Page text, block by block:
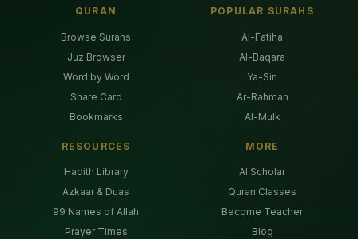
QURAN
Browse Surahs
Juz Browser
Word by Word
Share Card
Bookmarks
POPULAR SURAHS
Al-Fatiha
Al-Baqara
Ya-Sin
Ar-Rahman
Al-Mulk
RESOURCES
Hadith Library
Azkaar & Duas
99 Names of Allah
Prayer Times
MORE
AI Scholar
Quran Classes
Become Teacher
Blog